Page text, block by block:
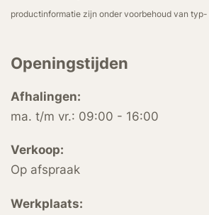
productinformatie zijn onder voorbehoud van
Openingstijden
Afhalingen:
ma. t/m vr.: 09:00 - 16:00
Verkoop:
Op afspraak
Werkplaats: